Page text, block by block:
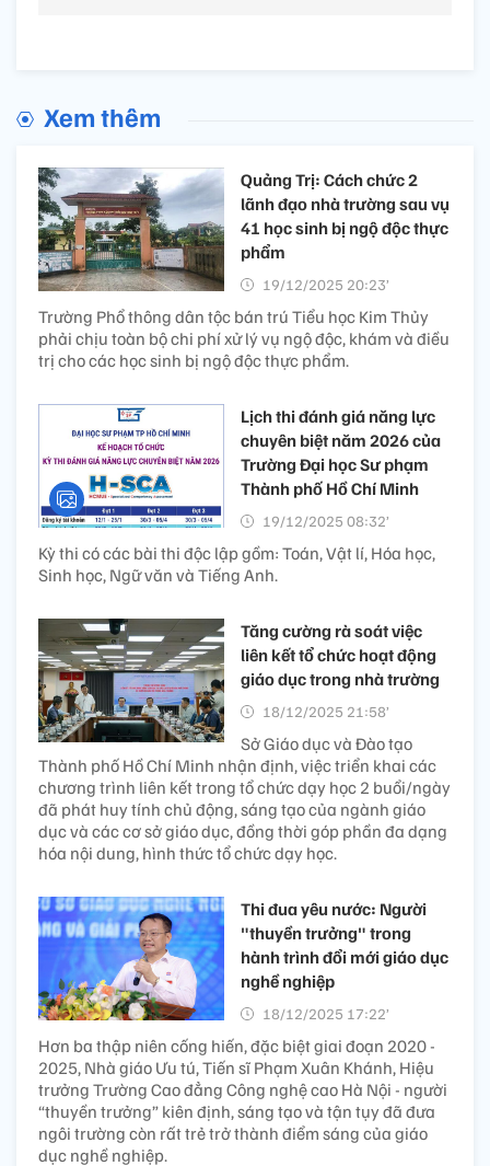
Xem thêm
Quảng Trị: Cách chức 2
lãnh đạo nhà trường sau vụ
41 học sinh bị ngộ độc thực
phẩm
19/12/2025 20:23’
Trường Phổ thông dân tộc bán trú Tiểu học Kim Thủy
phải chịu toàn bộ chi phí xử lý vụ ngộ độc, khám và điều
trị cho các học sinh bị ngộ độc thực phẩm.
Lịch thi đánh giá năng lực
chuyên biệt năm 2026 của
Trường Đại học Sư phạm
Thành phố Hồ Chí Minh
19/12/2025 08:32’
Kỳ thi có các bài thi độc lập gồm: Toán, Vật lí, Hóa học,
Sinh học, Ngữ văn và Tiếng Anh.
Tăng cường rà soát việc
liên kết tổ chức hoạt động
giáo dục trong nhà trường
18/12/2025 21:58’
Sở Giáo dục và Đào tạo
Thành phố Hồ Chí Minh nhận định, việc triển khai các
chương trình liên kết trong tổ chức dạy học 2 buổi/ngày
đã phát huy tính chủ động, sáng tạo của ngành giáo
dục và các cơ sở giáo dục, đồng thời góp phần đa dạng
hóa nội dung, hình thức tổ chức dạy học.
Thi đua yêu nước: Người
"thuyền trưởng" trong
hành trình đổi mới giáo dục
nghề nghiệp
18/12/2025 17:22’
Hơn ba thập niên cống hiến, đặc biệt giai đoạn 2020 -
2025, Nhà giáo Ưu tú, Tiến sĩ Phạm Xuân Khánh, Hiệu
trưởng Trường Cao đẳng Công nghệ cao Hà Nội - người
“thuyền trưởng” kiên định, sáng tạo và tận tụy đã đưa
ngôi trường còn rất trẻ trở thành điểm sáng của giáo
dục nghề nghiệp.